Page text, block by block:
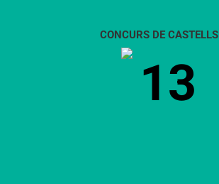
CONCURS DE CASTELLS
13